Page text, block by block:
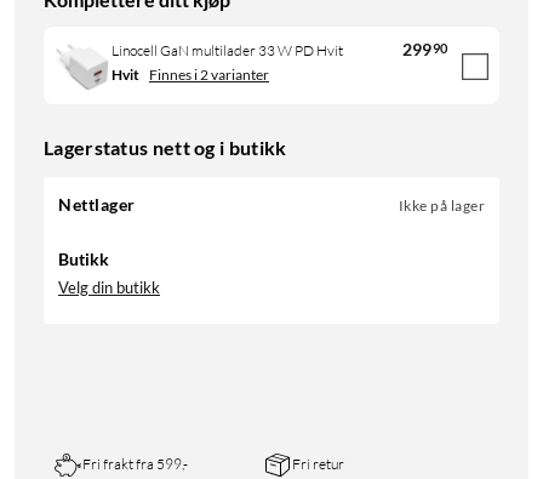
Linocell GaN multilader 33 W PD Hvit 29990
Hvit Finnes i 2 varianter
Lagerstatus nett og i butikk
Nettlager Ikke på lager
Butikk
Velg din butikk
Fri frakt fra 599,- Fri retur